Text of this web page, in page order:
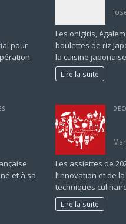
pour
Les onigiris,
boulettes de riz
la cuisine
Lire la suite
et à sa
Les assiettes de
l’innovation et de
techniques
Lire la suite